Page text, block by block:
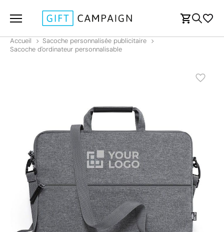
Accueil
Sacoche personnalisée publicitaire
Sacoche d'ordinateur personnalisable